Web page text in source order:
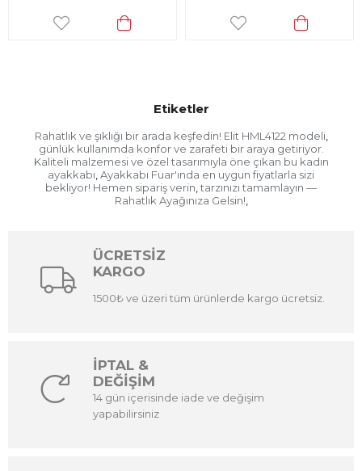
Etiketler
Rahatlık ve şıklığı bir arada keşfedin! Elit HML4122 modeli,
günlük kullanımda konfor ve zarafeti bir araya getiriyor.
Kaliteli malzemesi ve özel tasarımıyla öne çıkan bu kadın
ayakkabı Ayakkabı Fuar'ında en uygun fiyatlarla sizi
bekliyor! Hemen sipariş verin tarzınızı tamamlayın —
Rahatlık Ayağınıza Gelsin!
ÜCRETSİZ
KARGO
1500₺ ve üzeri tüm ürünlerde kargo ücretsiz.
İPTAL &
DEĞİŞİM
14 gün içerisinde iade ve değişim
yapabilirsiniz